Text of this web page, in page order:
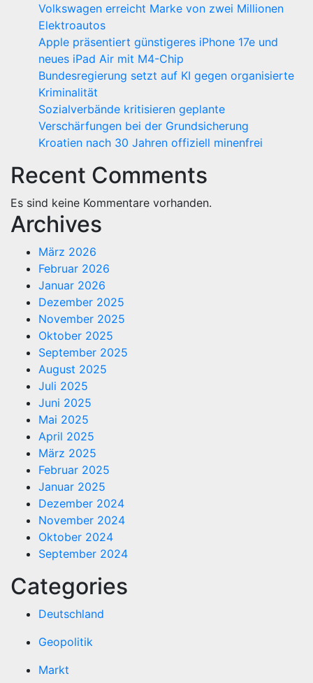
Volkswagen erreicht Marke von zwei Millionen
Elektroautos
Apple präsentiert günstigeres iPhone 17e und
neues iPad Air mit M4-Chip
Bundesregierung setzt auf KI gegen organisierte
Kriminalität
Sozialverbände kritisieren geplante
Verschärfungen bei der Grundsicherung
Kroatien nach 30 Jahren offiziell minenfrei
Recent Comments
Es sind keine Kommentare vorhanden.
Archives
März 2026
Februar 2026
Januar 2026
Dezember 2025
November 2025
Oktober 2025
September 2025
August 2025
Juli 2025
Juni 2025
Mai 2025
April 2025
März 2025
Februar 2025
Januar 2025
Dezember 2024
November 2024
Oktober 2024
September 2024
Categories
Deutschland
Geopolitik
Markt